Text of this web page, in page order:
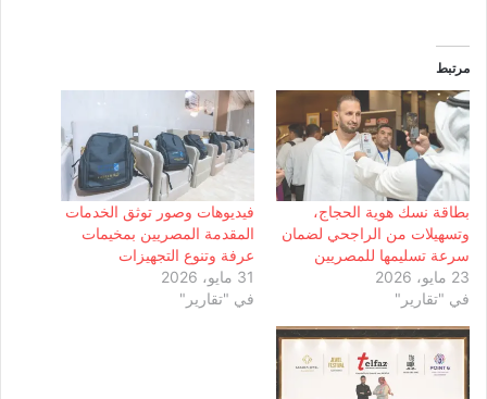
مرتبط
بطاقة نسك هوية الحجاج،
وتسهيلات من الراجحي لضمان
سرعة تسليمها للمصريين
23 مايو، 2026
في "تقارير"
فيديوهات وصور توثق الخدمات
المقدمة المصريين بمخيمات
عرفة وتنوع التجهيزات
31 مايو، 2026
في "تقارير"